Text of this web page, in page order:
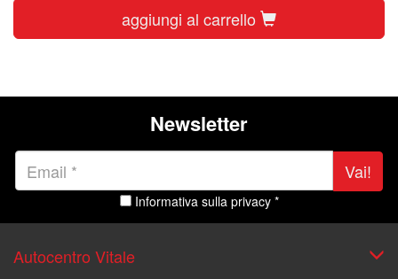
aggiungi al carrello
Newsletter
Vai!
Informativa sulla privacy *
Autocentro Vitale